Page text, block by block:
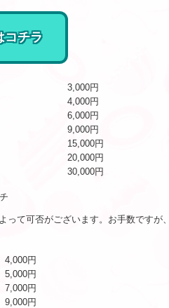
コチラ
3,000円
4,000円
6,000円
9,000円
15,000円
20,000円
30,000円
って可否がございます。お手数ですが
4,000円
5,000円
7,000円
9,000円